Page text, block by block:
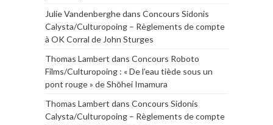
Julie Vandenberghedans Concours Sidonis
Calysta/Culturopoing – Règlements de compte
à OK Corral de John Sturges
Thomas Lambert dans Concours Roboto
Films/Culturopoing : « De l’eau tiède sous un
pont rouge » de Shōhei Imamura
Thomas Lambert dans Concours Sidonis
Calysta/Culturopoing – Règlements de compte